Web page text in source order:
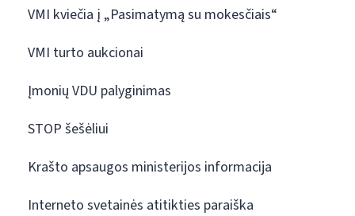
VMI kviečia į „Pasimatymą su mokesčiais“
VMI turto aukcionai
Įmonių VDU palyginimas
STOP šešėliui
Krašto apsaugos ministerijos informacija
Interneto svetainės atitikties paraiška